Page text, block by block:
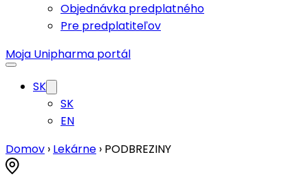
Objednávka predplatného
Pre predplatiteľov
Moja Unipharma portál
SK
SK
EN
Domov › Lekárne › PODBREZINY